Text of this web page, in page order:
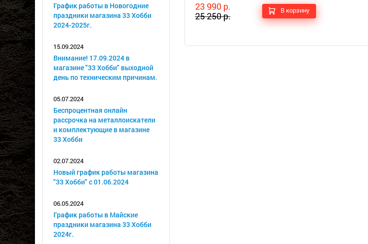
График работы в Новогодние
праздники магазина 33 Хобби
2024-2025г.
15.09.2024
Внимание! 17.09.2024 в
магазине "33 Хобби" выходной
день по техническим причинам.
05.07.2024
Беспроцентная онлайн
рассрочка на металлоискатели
и комплектующие в магазине
33 Хобби
02.07.2024
Новый график работы магазина
"33 Хобби" с 01.06.2024
06.05.2024
График работы в Майские
праздники магазина 33 Хобби
2024г.
23 990 р.
25 250 р.
В корзину